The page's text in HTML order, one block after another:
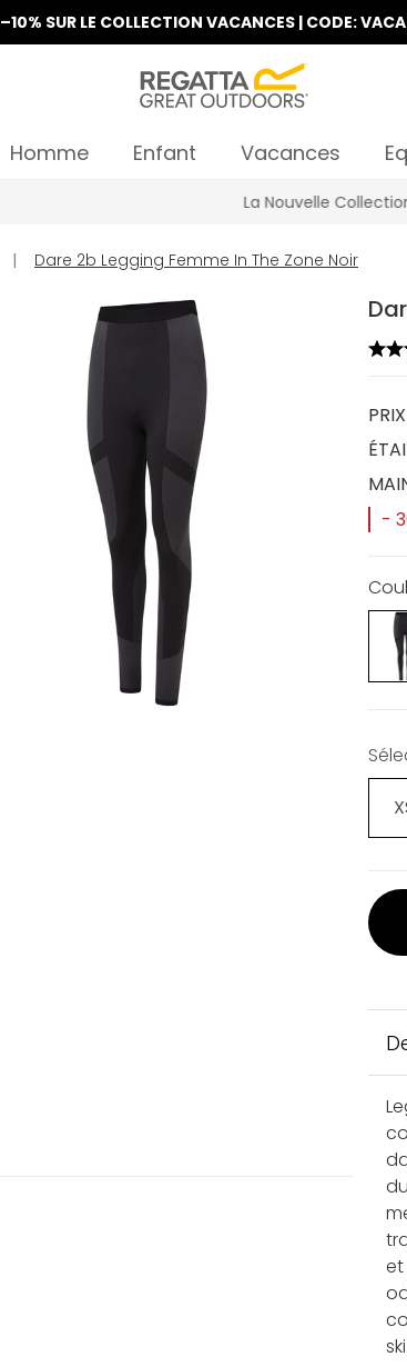
–10% SUR LE COLLECTION VACANCES | CODE:
Homme Enfant Vacances
La Nouvelle Collection Est Disponible
| Dare 2b Legging Femme In The Zone Noir
-